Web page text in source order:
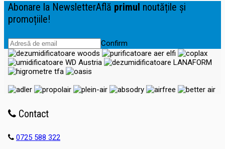
Abonare la NewsletterAflă primul noutățile și
promoțiile!
Confirm
Contact
0725 588 322